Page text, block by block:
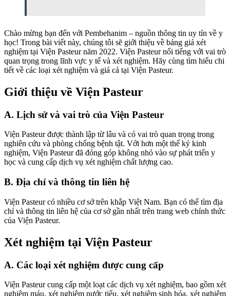
Chào mừng bạn đến với Pembehanim – nguồn thông tin uy tín về y
học! Trong bài viết này, chúng tôi sẽ giới thiệu về bảng giá xét
nghiệm tại Viện Pasteur năm 2022. Viện Pasteur nổi tiếng với vai trò
quan trọng trong lĩnh vực y tế và xét nghiệm. Hãy cùng tìm hiểu chi
tiết về các loại xét nghiệm và giá cả tại Viện Pasteur.
Giới thiệu về Viện Pasteur
A. Lịch sử và vai trò của Viện Pasteur
Viện Pasteur được thành lập từ lâu và có vai trò quan trọng trong
nghiên cứu và phòng chống bệnh tật. Với hơn một thế kỷ kinh
nghiệm, Viện Pasteur đã đóng góp không nhỏ vào sự phát triển y
học và cung cấp dịch vụ xét nghiệm chất lượng cao.
B. Địa chỉ và thông tin liên hệ
Viện Pasteur có nhiều cơ sở trên khắp Việt Nam. Bạn có thể tìm địa
chỉ và thông tin liên hệ của cơ sở gần nhất trên trang web chính thức
của Viện Pasteur.
Xét nghiệm tại Viện Pasteur
A. Các loại xét nghiệm được cung cấp
Viện Pasteur cung cấp một loạt các dịch vụ xét nghiệm, bao gồm xét
nghiệm máu, xét nghiệm nước tiểu, xét nghiệm sinh hóa, xét nghiệm